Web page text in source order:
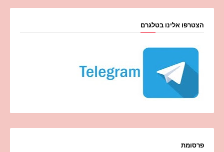
הצטרפו אלינו בטלגרם
פרסומת